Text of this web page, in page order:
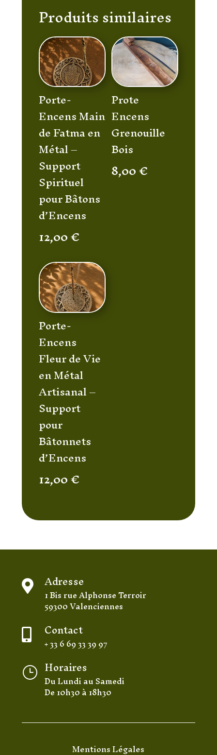
Produits similaires
Porte-
Encens Main
de Fatma en
Métal –
Support
Spirituel
pour Bâtons
d’Encens
12,00€
Prote
Encens
Grenouille
Bois
8,00€
Porte-
Encens
Fleur de Vie
en Métal
Artisanal –
Support
pour
Bâtonnets
d’Encens
12,00€
 Adresse
1 Bis rue Alphonse Terroir
59300 Valenciennes
 Contact
+ 33 6 69 33 39 97
} Horaires
Du Lundi au Samedi
De 10h30 à 18h30
Mentions Légales